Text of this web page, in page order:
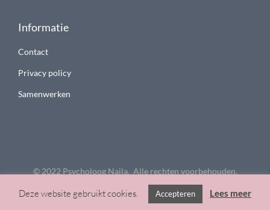
Informatie
Contact
Privacy policy
Samenwerken
© 2022 Psycholoog Najla. Alle rechten voorbehouden.
Deze website gebruikt cookies. Accepteren Lees meer